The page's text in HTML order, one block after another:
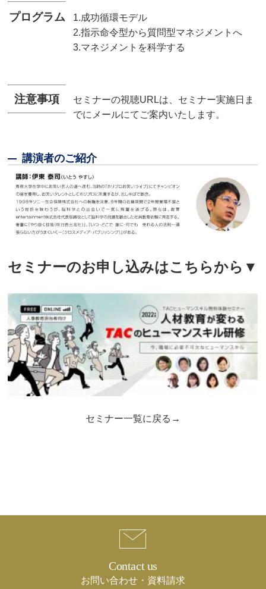
プログラム
1.成功循環モデル
2.指示命令型から質問型マネジメントへ
3.マネジメントを科学する
注意事項
セミナーの視聴URLは、セミナー実施日ま
でにメールにてご案内いたします。
講演者のご紹介
セミナーのお申し込みはこちらから▼
セミナー一覧に戻る→
Contact us
お問い合わせ・資料請求